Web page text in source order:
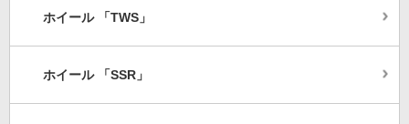
ホイール 「TWS」
ホイール 「SSR」